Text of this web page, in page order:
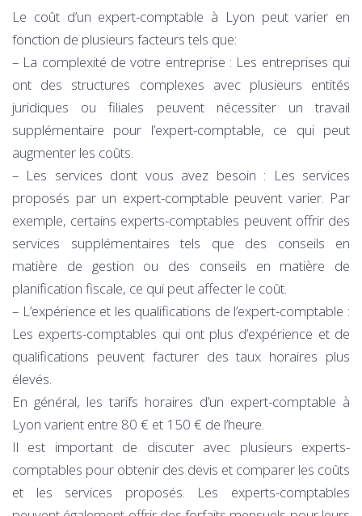
Le coût d’un expert-comptable à Lyon peut varier en
fonction de plusieurs facteurs tels que:
– La complexité de votre entreprise : Les entreprises qui
ont des structures complexes avec plusieurs entités
juridiques ou filiales peuvent nécessiter un travail
supplémentaire pour l’expert-comptable, ce qui peut
augmenter les coûts.
– Les services dont vous avez besoin : Les services
proposés par un expert-comptable peuvent varier. Par
exemple, certains experts-comptables peuvent offrir des
services supplémentaires tels que des conseils en
matière de gestion ou des conseils en matière de
planification fiscale, ce qui peut affecter le coût.
– L’expérience et les qualifications de l’expert-comptable :
Les experts-comptables qui ont plus d’expérience et de
qualifications peuvent facturer des taux horaires plus
élevés.
En général, les tarifs horaires d’un expert-comptable à
Lyon varient entre 80 € et 150 € de l’heure.
Il est important de discuter avec plusieurs experts-
comptables pour obtenir des devis et comparer les coûts
et les services proposés. Les experts-comptables